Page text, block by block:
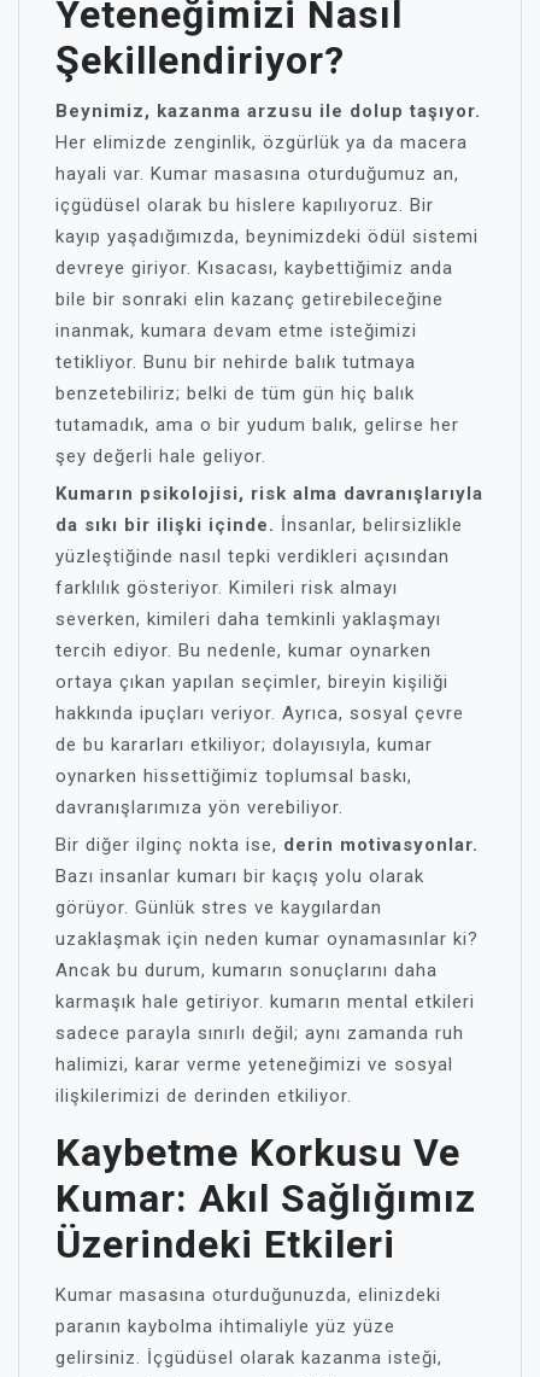
Yeteneğimizi Nasıl
Şekillendiriyor?
Beynimiz, kazanma arzusu ile dolup taşıyor.
Her elimizde zenginlik, özgürlük ya da macera
hayali var. Kumar masasına oturduğumuz an,
içgüdüsel olarak bu hislere kapılıyoruz. Bir
kayıp yaşadığımızda, beynimizdeki ödül sistemi
devreye giriyor. Kısacası, kaybettiğimiz anda
bile bir sonraki elin kazanç getirebileceğine
inanmak, kumara devam etme isteğimizi
tetikliyor. Bunu bir nehirde balık tutmaya
benzetebiliriz; belki de tüm gün hiç balık
tutamadık, ama o bir yudum balık, gelirse her
şey değerli hale geliyor.
Kumarın psikolojisi, risk alma davranışlarıyla
da sıkı bir ilişki içinde. İnsanlar, belirsizlikle
yüzleştiğinde nasıl tepki verdikleri açısından
farklılık gösteriyor. Kimileri risk almayı
severken, kimileri daha temkinli yaklaşmayı
tercih ediyor. Bu nedenle, kumar oynarken
ortaya çıkan yapılan seçimler, bireyin kişiliği
hakkında ipuçları veriyor. Ayrıca, sosyal çevre
de bu kararları etkiliyor; dolayısıyla, kumar
oynarken hissettiğimiz toplumsal baskı,
davranışlarımıza yön verebiliyor.
Bir diğer ilginç nokta ise, derin motivasyonlar.
Bazı insanlar kumarı bir kaçış yolu olarak
görüyor. Günlük stres ve kaygılardan
uzaklaşmak için neden kumar oynamasınlar ki?
Ancak bu durum, kumarın sonuçlarını daha
karmaşık hale getiriyor. kumarın mental etkileri
sadece parayla sınırlı değil; aynı zamanda ruh
halimizi, karar verme yeteneğimizi ve sosyal
ilişkilerimizi de derinden etkiliyor.
Kaybetme Korkusu Ve
Kumar: Akıl Sağlığımız
Üzerindeki Etkileri
Kumar masasına oturduğunuzda, elinizdeki
paranın kaybolma ihtimaliyle yüz yüze
gelirsiniz. İçgüdüsel olarak kazanma isteği,